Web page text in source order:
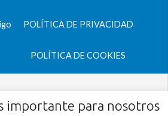
POLÍTICA DE PRIVACIDAD
POLÍTICA DE COOKIES
importante para nosotros